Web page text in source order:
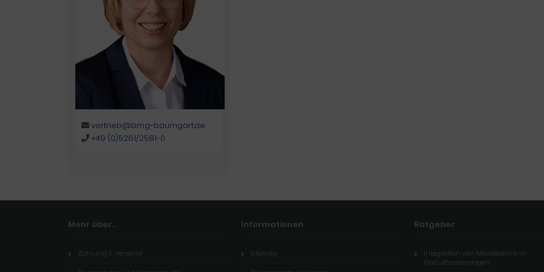
vertrieb@bmg-baumgart.de
+49 (0)5261/2581-0
Mehr über...
Zahlung & Versand
Informationen
Sitemap
Ratgeber
Integration von Messtechnik in
Produktionsanlagen